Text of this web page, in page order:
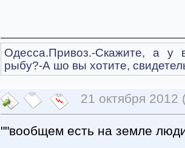
Одесса.Привоз.-Скажите, а у
рыбу?-А шо вы хотите,
21 октября 2012
""вообщем есть на земле